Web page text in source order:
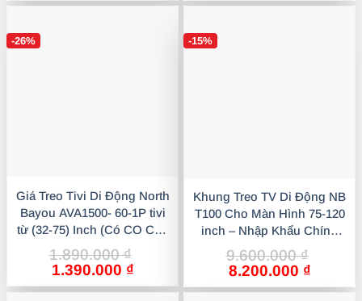
1.990.000 ₫.
-26%
Giá Treo Tivi Di Động North
Bayou AVA1500- 60-1P tivi
từ (32-75) Inch (Có CO CQ)
Màu Đen Sang Trọng, Chắc
Chắn
1.890.000₫
Giá
gốc
1.390.000 ₫Giá
hiện
-15%
Khung Treo TV Di Động NB
T100 Cho Màn Hình 75-120
inch – Nhập Khẩu Chính
Hãng, Chắc Chắn &
Chuyên Nghiệp
9.600.000₫
Giá
gốc
8.200.000 ₫Giá
hiện